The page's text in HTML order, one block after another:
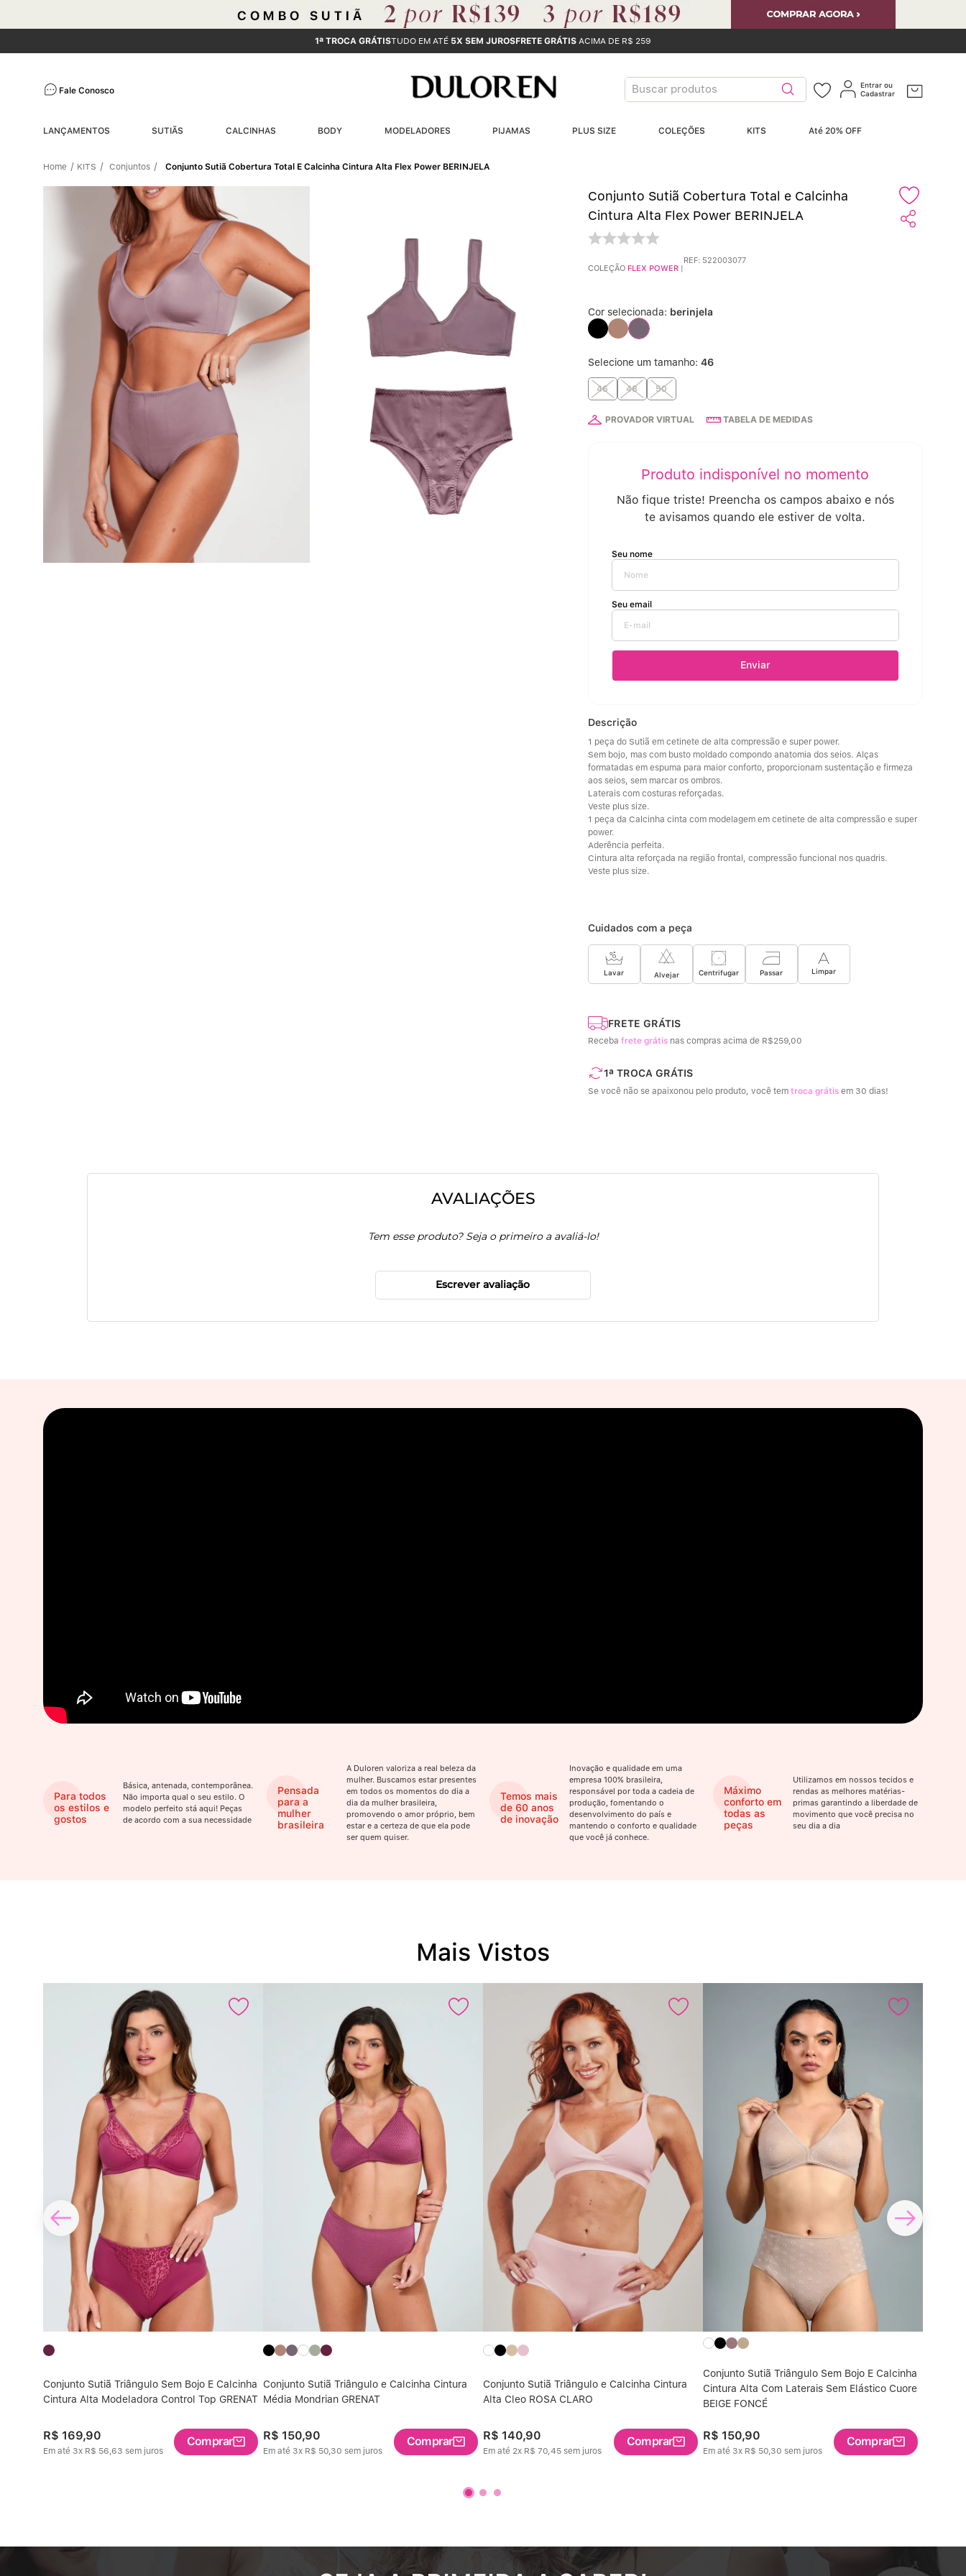
1ª TROCA GRÁTISTUDO EM ATÉ 5X SEM JUROSFRETE GRÁTIS ACIMA DE R$ 259
Fale Conosco
Buscar produtos
Entrar ou
Cadastrar
LANÇAMENTOS SUTIÃS CALCINHAS BODY MODELADORES PIJAMAS PLUS SIZE COLEÇÕES KITS Até 20% OFF
KITS Conjuntos Conjunto Sutiã Cobertura Total E Calcinha Cintura Alta Flex Power BERINJELA
Conjunto Sutiã Cobertura Total e Calcinha
Cintura Alta Flex Power BERINJELA
COLEÇÃOFLEX POWER |
REF: 522003077
Cor selecionada: berinjela
Selecione um tamanho: 46
46 48 50
PROVADOR VIRTUAL TABELA DE MEDIDAS
Enviar
Descrição
1 peça do Sutiã em cetinete de alta compressão e super power.
Sem bojo, mas com busto moldado compondo anatomia dos seios. Alças
formatadas em espuma para maior conforto, proporcionam sustentação e firmeza
aos seios, sem marcar os ombros.
Laterais com costuras reforçadas.
Veste plus size.
1 peça da Calcinha cinta com modelagem em cetinete de alta compressão e super
power.
Aderência perfeita.
Cintura alta reforçada na região frontal, compressão funcional nos quadris.
Veste plus size.
Cuidados com a peça
Lavar Alvejar Centrifugar Passar Limpar
FRETE GRÁTIS
Receba frete grátisnas compras acima de R$259,00
1ª TROCA GRÁTIS
Se você não se apaixonou pelo produto, você tem troca grátisem 30 dias!
AVALIAÇÕES
Tem esse produto? Seja o primeiro a avaliá-lo!
Escrever avaliação
Para todos
os estilos e
gostos
Básica, antenada, contemporânea.
Não importa qual o seu estilo. O
modelo perfeito stá aqui! Peças
de acordo com a sua necessidade
Pensada
para a
mulher
brasileira
A Duloren valoriza a real beleza da
mulher. Buscamos estar presentes
em todos os momentos do dia a
dia da mulher brasileira,
promovendo o amor próprio, bem
estar e a certeza de que ela pode
ser quem quiser.
Temos mais
de 60 anos
de inovação
Inovação e qualidade em uma
empresa 100% brasileira,
responsável por toda a cadeia de
produção, fomentando o
desenvolvimento do país e
mantendo o conforto e qualidade
que você já conhece.
Máximo
conforto em
todas as
peças
Utilizamos em nossos tecidos e
rendas as melhores matérias-
primas garantindo a liberdade de
movimento que você precisa no
seu dia a dia
Mais Vistos
Conjunto Sutiã Triângulo Sem Bojo E Calcinha
Cintura Alta Modeladora Control Top GRENAT
R$ 169,90
Em até 3x R$ 56,63 sem juros
Comprar
Conjunto Sutiã Triângulo e Calcinha Cintura
Média Mondrian GRENAT
R$ 150,90
Em até 3x R$ 50,30 sem juros
Comprar
Conjunto Sutiã Triângulo e Calcinha Cintura
Alta Cleo ROSA CLARO
R$ 140,90
Em até 2x R$ 70,45sem juros
Comprar
Conjunto Sutiã Triângulo Sem Bojo E Calcinha
Cintura Alta Com Laterais Sem Elástico Cuore
BEIGE FONCÉ
R$ 150,90
Em até 3x R$ 50,30 sem juros
Comprar
TERMOS MAIS
BUSCADOS
3º Sutiã Bojo
5º Calcinha Algodão
7 Multifuncional
8º Algodão Egípcio
10º Extensor